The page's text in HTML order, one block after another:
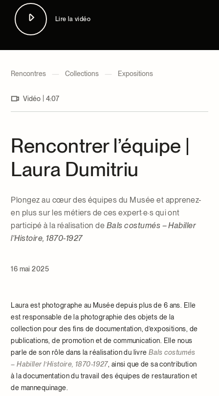
Devenir bénévole
Jeune McCord philanthrope
Lire la vidéo
Rencontres — Collections — Expositions
Vidéo 4:07
Rencontrer l’équipe |
Laura Dumitriu
Plongez au cœur des équipes du Musée et apprenez-
en plus sur les métiers de ces expert·e·s qui ont
participé à la réalisation de Bals costumés – Habiller
l'Histoire, 1870-1927
16 mai 2025
Laura est photographe au Musée depuis plus de 6 ans. Elle
est responsablede la photographie des objets de la
collection pour des fins de documentation, d’expositions , de
publications, de promotion et de communication.
E lle nous
parle de son rôle dans la réalisation du livreBals costumés
– Habiller l’Histoire, 1870-1927, ainsi que de sa contribution
à la documentation du travail des équipes de restauration et
de mannequinage